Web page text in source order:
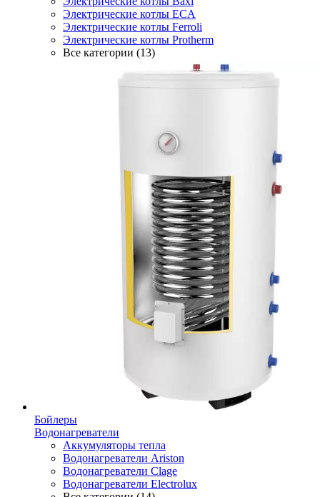
Электрические котлы ECA
Электрические котлы Ferroli
Электрические котлы Protherm
Все категории (13)
Бойлеры
Водонагреватели
Аккумуляторы тепла
Водонагреватели Ariston
Водонагреватели Clage
Водонагреватели Electrolux